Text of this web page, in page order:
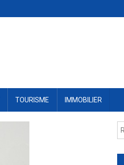
TOURISME IMMOBILIER